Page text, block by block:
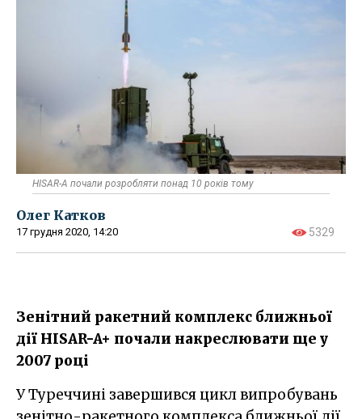
HISAR-A почали розробляти понад 10 років тому
Олег Катков
17 грудня 2020, 14:20 5329
Зенітний ракетний комплекс ближньої
дії HISAR-A+ почали накреслювати ще у
2007 році
У Туреччині завершився цикл випробувань